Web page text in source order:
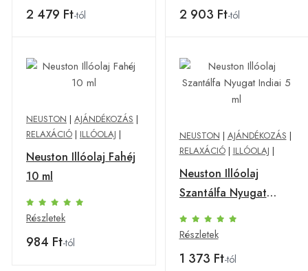
2 479 Ft-tól 2 903 Ft-tól
NEUSTON | AJÁNDÉKOZÁS |
RELAXÁCIÓ | ILLÓOLAJ |
Neuston Illóolaj Fahéj
10 ml
Részletek
984 Ft-tól
NEUSTON | AJÁNDÉKOZÁS |
RELAXÁCIÓ| ILLÓOLAJ |
Neuston Illóolaj
Szantálfa Nyugat
Indiai 5 ml
Részletek
1 373 Ft-tól